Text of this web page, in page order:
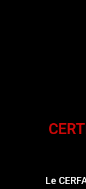
Le